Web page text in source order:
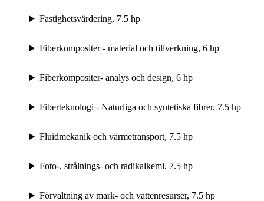
Fastighetsvärdering, 7.5 hp
Fiberkompositer - material och tillverkning, 6 hp
Fiberkompositer- analys och design, 6 hp
Fiberteknologi - Naturliga och syntetiska fibrer, 7.5 hp
Fluidmekanik och värmetransport, 7.5 hp
Foto-, strålnings- och radikalkemi, 7.5 hp
Förvaltning av mark- och vattenresurser, 7.5 hp